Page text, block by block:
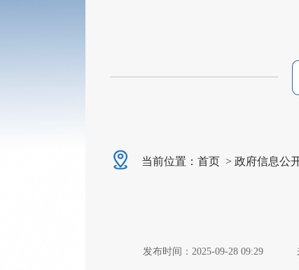
当前位置： 首页 > 政府信息公
发布时间：2025-09-28 09:29